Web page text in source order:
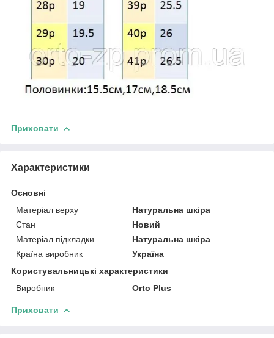
Приховати
Характеристики
Основні
Матеріал верху
Натуральна шкіра
Стан
Новий
Матеріал підкладки
Натуральна шкіра
Країна виробник
Україна
Користувальницькі характеристики
Виробник
Orto Plus
Приховати